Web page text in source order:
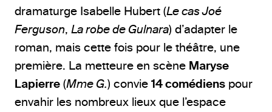
dramaturge Isabelle Hubert (Le cas Joé
Ferguson, La robe de Gulnara) d’adapter le
roman, mais cette fois pour le théâtre, une
première. La metteure en scène Maryse
Lapierre (Mme G.) convie 14 comédiens pour
envahir les nombreux lieux que l’espace